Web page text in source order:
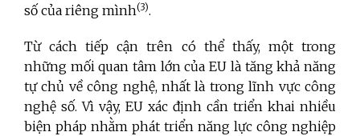
số của riêng mình(3).
Từ cách tiếp cận trên có thể thấy, một trong
những mối quan tâm lớn của EU là tăng khả năng
tự chủ về công nghệ, nhất là trong lĩnh vực công
nghệ số. Vì vậy, EU xác định cần triển khai nhiều
biện pháp nhằm phát triển năng lực công nghiệp